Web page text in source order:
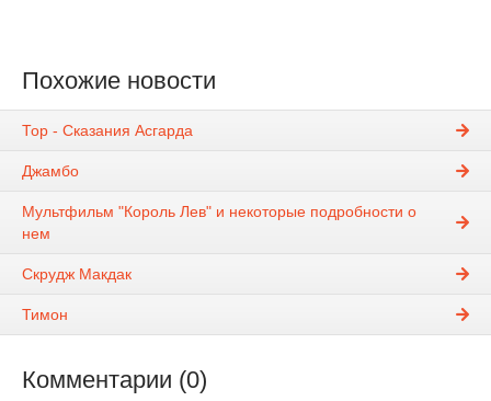
Похожие новости
Тор - Сказания Асгарда
Джамбо
Мультфильм "Король Лев" и некоторые подробности о
нем
Скрудж Макдак
Тимон
Комментарии (0)